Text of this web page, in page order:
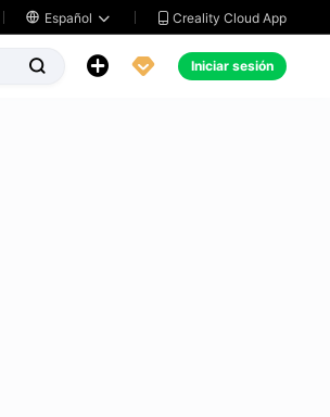
 Español   Creality Cloud App
   Iniciar sesión